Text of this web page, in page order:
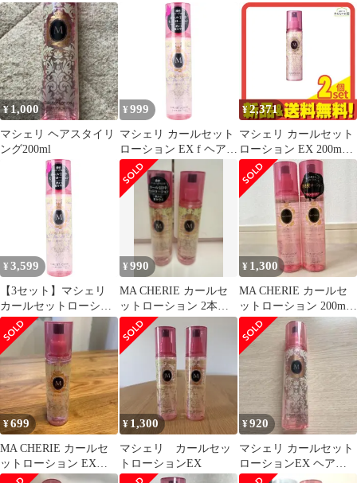
ローション
クレンジングオイル
¥1,000
マシェリ ヘアスタイリ
ング200ml
¥ 999
マシェリ カールセット
ローション EX f ヘアス
タイリング 200mL 濃密
パールヘアエステ。
¥2,371
マシェリ カールセット
ローション EX 200mL 2
個セット まとめ売り
¥ 3,599
【3セット】マシェリ
カールセットローショ
ン EX f ヘアスタイリン
グ 200mL
¥990
MA CHERIE カールセ
ットローション 2本セ
ット
¥ 1,300
MA CHERIE カールセ
ットローション 200ml
2本
¥699
MA CHERIE カールセ
ットローション EX
200ml
¥ 1,300
マシェリ カールセッ
トローションEX
¥920
マシェリ カールセット
ローションEX ヘアス
タイリング剤 ヘアスプ